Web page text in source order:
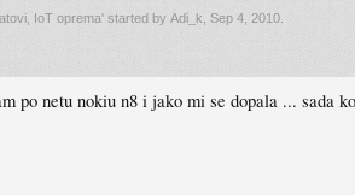
IoT oprema' started by Adi_k Sep 4, 2010
po netu nokiu n8 i jako mi se dopala ... sada